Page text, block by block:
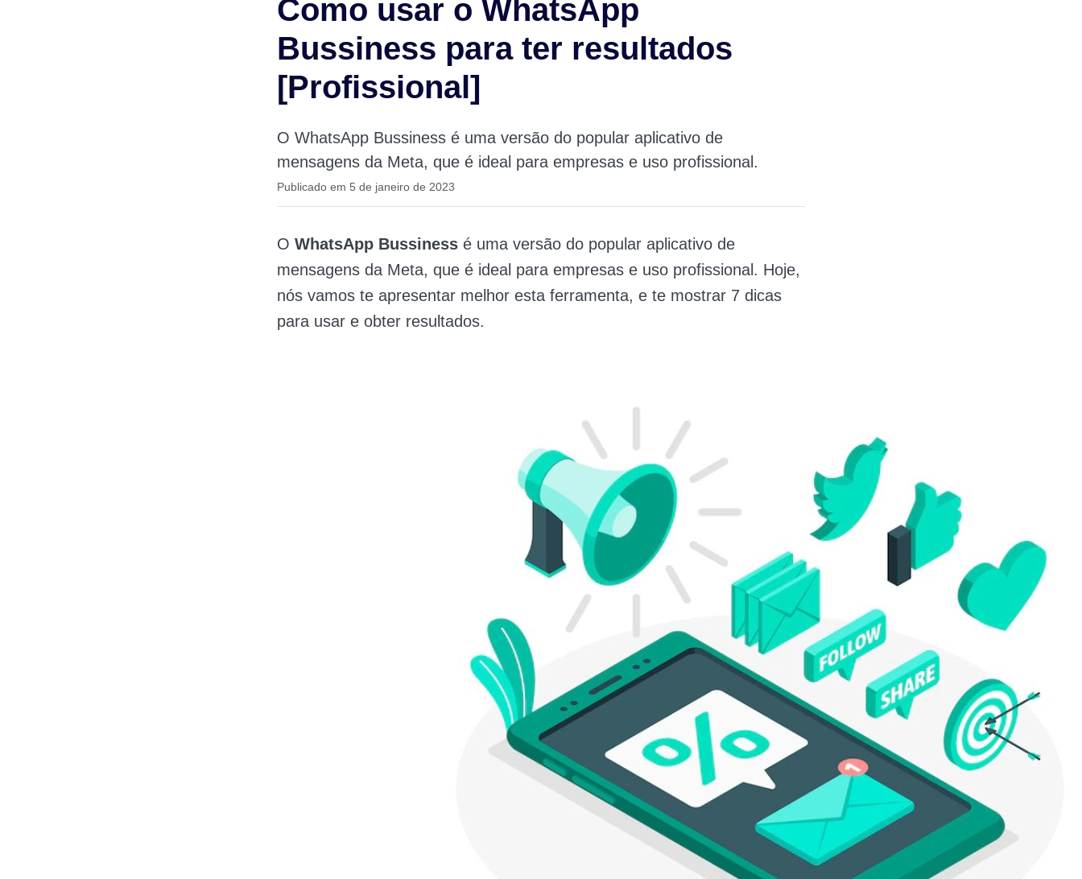
Como usar o WhatsApp
Bussiness para ter resultados
[Profissional]
O WhatsApp Bussiness é uma versão do popular aplicativo de
mensagens da Meta, que é ideal para empresas e uso profissional.
Publicado em 5 de janeiro de 2023
O WhatsApp Bussiness é uma versão do popular aplicativo de
mensagens da Meta, que é ideal para empresas e uso profissional. Hoje,
nós vamos te apresentar melhor esta ferramenta, e te mostrar 7 dicas
para usar e obter resultados.